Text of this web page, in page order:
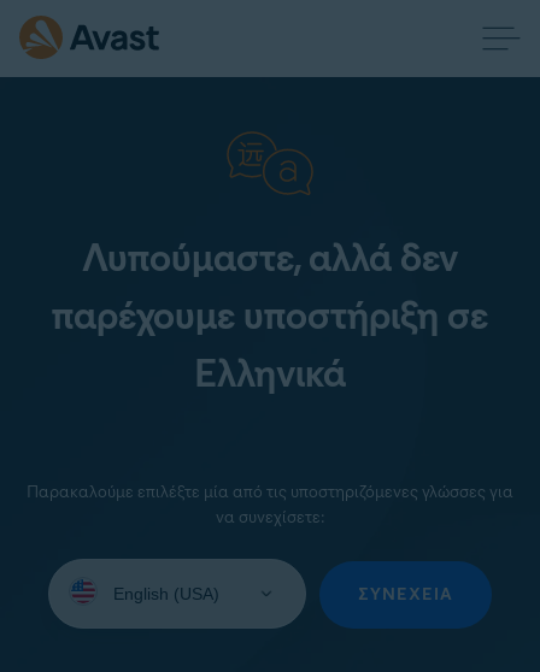
Λυπούμαστε, αλλά δεν
παρέχουμε υποστήριξη σε
Ελληνικά
Παρακαλούμε επιλέξτε μία από τις υποστηριζόμενες γλώσσες για
να συνεχίσετε:
your
ΣΥΝΈΧΕΙΑ